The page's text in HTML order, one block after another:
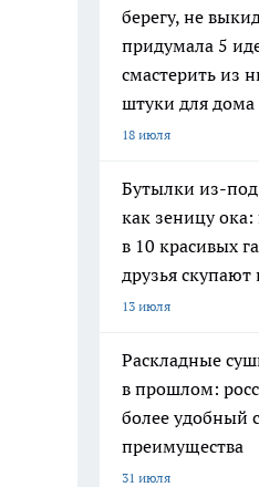
берегу, не
придумала 5
смастерить из
штуки для дома
18 июля
Бутылки из-под
как зеницу
в 10 красивых
друзья скупают
13 июля
Раскладные
в прошлом:
более удобный
преимущества
31 июля